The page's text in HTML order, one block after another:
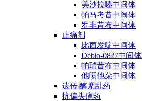
美沙拉嗪中间体
帕马考昔中间体
罗非昔布中间体
止痛剂
比西发啶中间体
Debio-0827中间体
帕瑞昔布中间体
他喷他朵中间体
遗传/酶紊乱药
抗偏头痛药